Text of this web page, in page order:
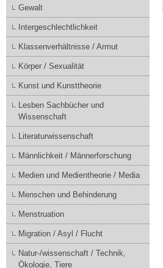
Gewalt
Intergeschlechtlichkeit
Klassenverhältnisse / Armut
Körper / Sexualität
Kunst und Kunsttheorie
Lesben Sachbücher und
Wissenschaft
Literaturwissenschaft
Männlichkeit / Männerforschung
Medien und Medientheorie / Media
Menschen und Behinderung
Menstruation
Migration / Asyl / Flucht
Natur-/wissenschaft / Technik,
Ökologie, Tiere